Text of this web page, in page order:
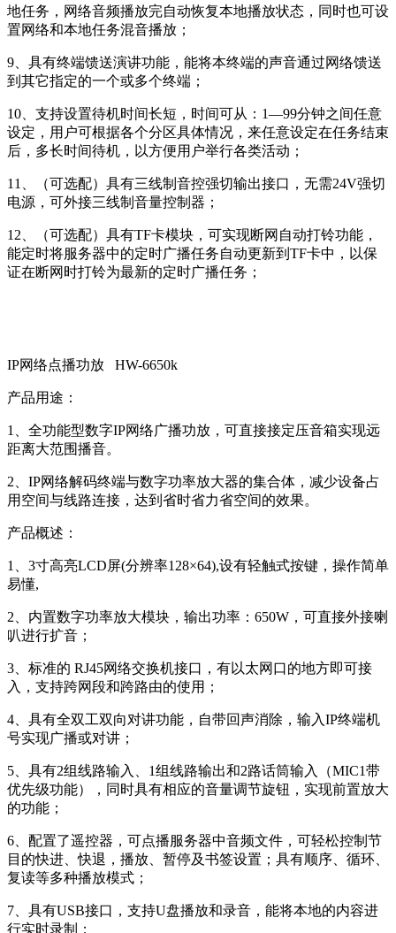
地任务，网络音频播放完自动恢复本地播放状态，同时也可设
置网络和本地任务混音播放；
9、具有终端馈送演讲功能，能将本终端的声音通过网络馈送
到其它指定的一个或多个终端；
10、支持设置待机时间长短，时间可从：1—99分钟之间任意
设定，用户可根据各个分区具体情况，来任意设定在任务结束
后，多长时间待机，以方便用户举行各类活动；
11、（可选配）具有三线制音控强切输出接口，无需24V强切
电源，可外接三线制音量控制器；
12、（可选配）具有TF卡模块，可实现断网自动打铃功能，
能定时将服务器中的定时广播任务自动更新到TF卡中，以保
证在断网时打铃为最新的定时广播任务；
IP网络点播功放 HW-6650k
产品用途：
1、全功能型数字IP网络广播功放，可直接接定压音箱实现远
距离大范围播音。
2、IP网络解码终端与数字功率放大器的集合体，减少设备占
用空间与线路连接，达到省时省力省空间的效果。
产品概述：
1、3寸高亮LCD屏(分辨率128×64),设有轻触式按键，操作简单
易懂,
2、内置数字功率放大模块，输出功率：650W，可直接外接喇
叭进行扩音；
3、标准的 RJ45网络交换机接口，有以太网口的地方即可接
入，支持跨网段和跨路由的使用；
4、具有全双工双向对讲功能，自带回声消除，输入IP终端机
号实现广播或对讲；
5、具有2组线路输入、1组线路输出和2路话筒输入（MIC1带
优先级功能），同时具有相应的音量调节旋钮，实现前置放大
的功能；
6、配置了遥控器，可点播服务器中音频文件，可轻松控制节
目的快进、快退，播放、暂停及书签设置；具有顺序、循环、
复读等多种播放模式；
7、具有USB接口，支持U盘播放和录音，能将本地的内容进
行实时录制；